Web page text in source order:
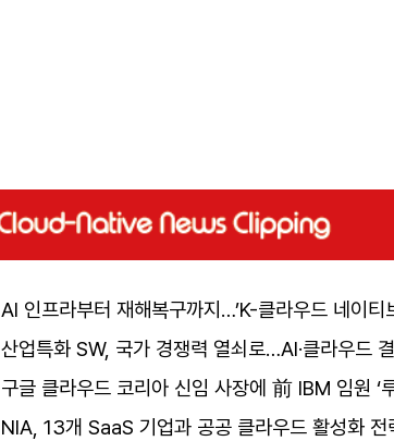
AI 인프라부터 재해복구까지…’K-클라우드 네이
산업특화 SW, 국가 경쟁력 열쇠로…AI·클라우드
구글 클라우드 코리아 신임 사장에 前 IBM 임원 ‘
NIA, 13개 SaaS 기업과 공공 클라우드 활성화 전